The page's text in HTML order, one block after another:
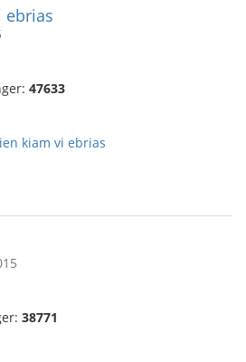
ebrias
47633
kiam vi ebrias
38771